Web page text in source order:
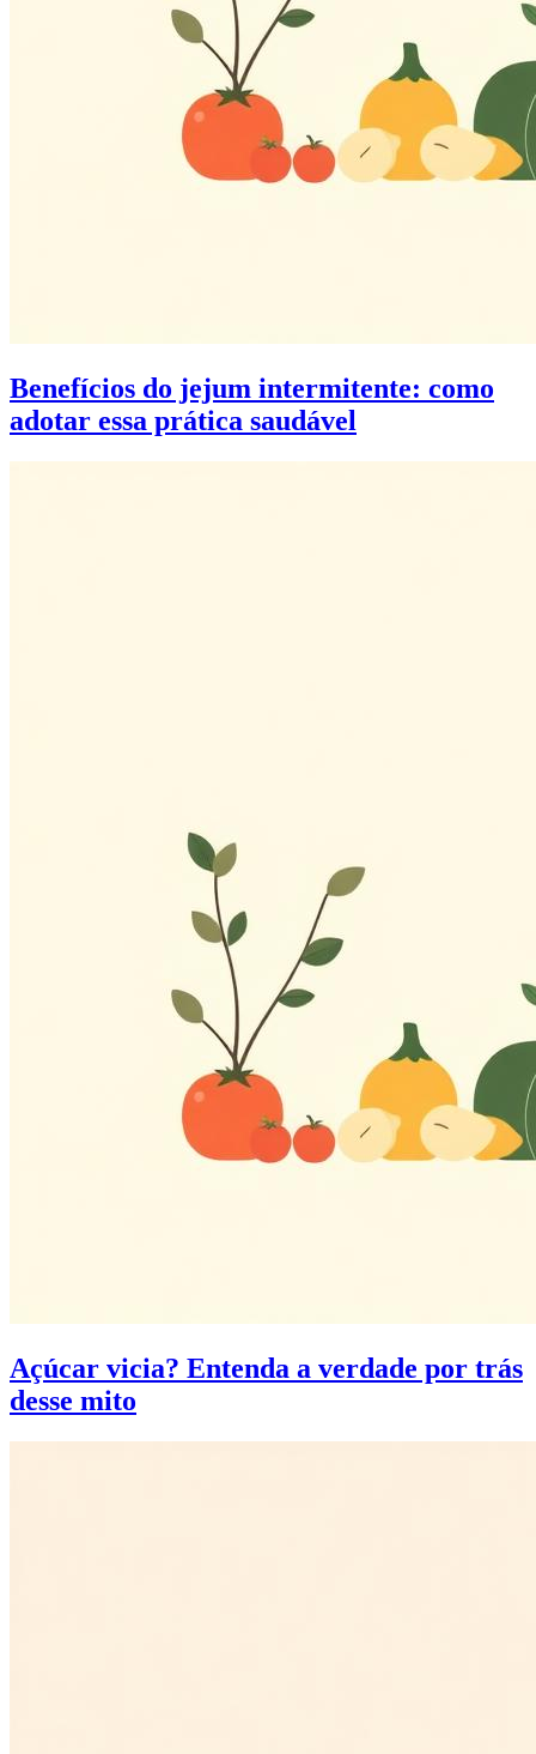
Benefícios do jejum intermitente: como
adotar essa prática saudável
Açúcar vicia? Entenda a verdade por trás
desse mito